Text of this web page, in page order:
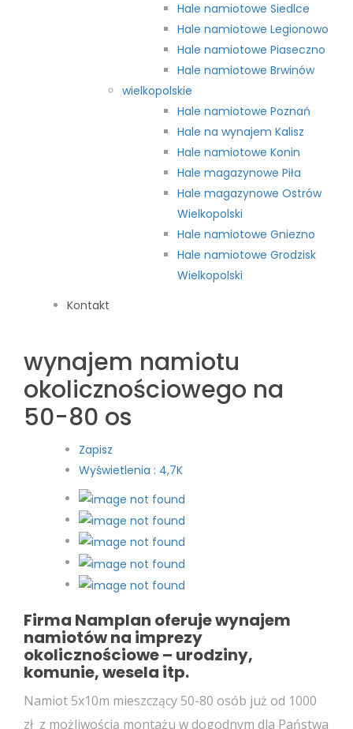
Hale namiotowe Siedlce
Hale namiotowe Legionowo
Hale namiotowe Piaseczno
Hale namiotowe Brwinów
wielkopolskie
Hale namiotowe Poznań
Hale na wynajem Kalisz
Hale namiotowe Konin
Hale magazynowe Piła
Hale magazynowe Ostrów
Wielkopolski
Hale namiotowe Gniezno
Hale namiotowe Grodzisk
Wielkopolski
Kontakt
wynajem namiotu
okolicznościowego na
50-80 os
Zapisz
Wyświetlenia : 4,7K
Firma Namplan oferuje wynajem
namiotów na imprezy
okolicznościowe – urodziny,
komunie, wesela itp.
Namiot 5x10m mieszczący 50-80 osób już od 1000
zł z możliwością montażu w dogodnym dla Państwa